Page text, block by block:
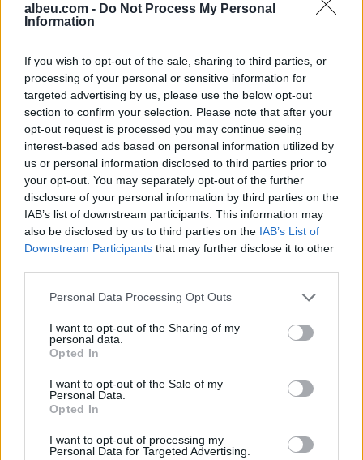
albeu.com - Do Not Process My Personal
Information
If you wish to opt-out of the sale, sharing to third parties, or
processing of your personal or sensitive information for
targeted advertising by us, please use the below opt-out
section to confirm your selection. Please note that after your
opt-out request is processed you may continue seeing
interest-based ads based on personal information utilized by
us or personal information disclosed to third parties prior to
your opt-out. You may separately opt-out of the further
disclosure of your personal information by third parties on the
IAB’s list of downstream participants. This information may
also be disclosed by us to third parties on the IAB’s List of
Downstream Participants that may further disclose it to other
Personal Data Processing Opt Outs
I want to opt-out of the Sharing of my
personal data.
Opted In
I want to opt-out of the Sale of my
Personal Data.
Opted In
I want to opt-out of processing my
Personal Data for Targeted Advertising.
drejtësisë
Esim for Global
Esim for USA|Esim for Italy| Esim for Spain|Esim